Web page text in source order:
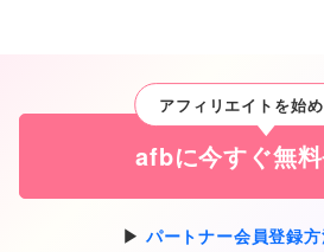
アフィリエイトを始
afbに今すぐ無料
パートナー会員登録